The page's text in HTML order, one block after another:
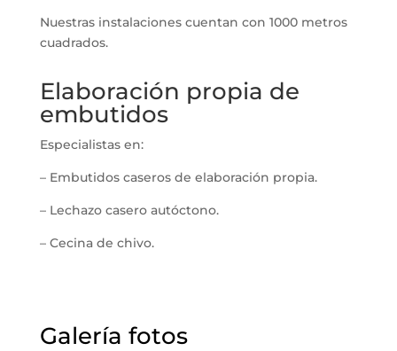
Nuestras instalaciones cuentan con 1000 metros
cuadrados.
Elaboración propia de
embutidos
Especialistas en:
– Embutidos caseros de elaboración propia.
– Lechazo casero autóctono.
– Cecina de chivo.
Galería fotos